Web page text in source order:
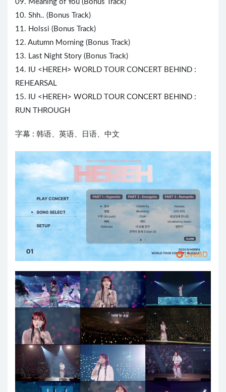
09. Meaning of You (Bonus Track)
10. Shh.. (Bonus Track)
11. Holssi (Bonus Track)
12. Autumn Morning (Bonus Track)
13. Last Night Story (Bonus Track)
14. IU <HEREH> WORLD TOUR CONCERT BEHIND :
REHEARSAL
15. IU <HEREH> WORLD TOUR CONCERT BEHIND :
RUN THROUGH
字幕 : 韩语、英语、日语、中文